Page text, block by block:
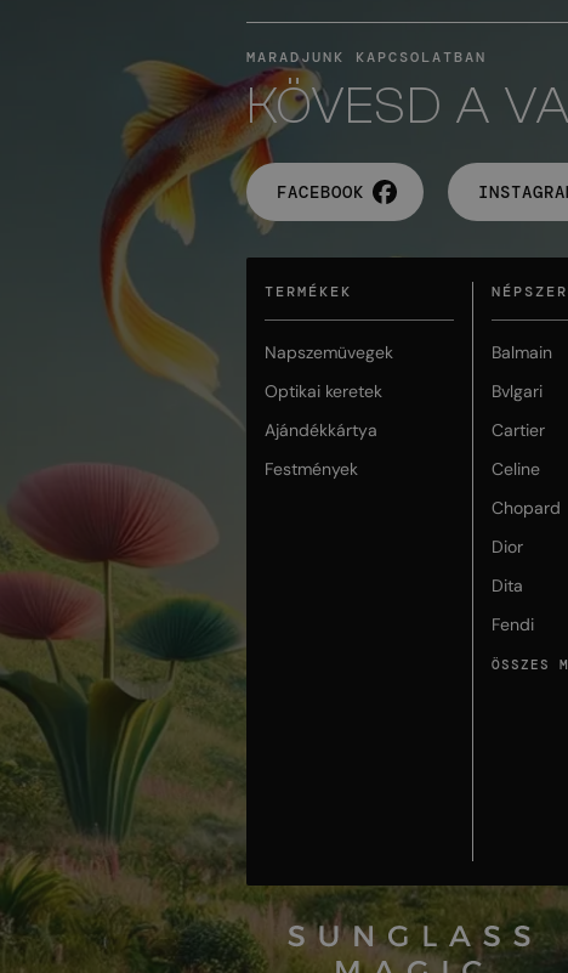
MARADJUNK KAPCSOLATBAN
KÖVESD A
FACEBOOK
TERMÉKEK
Napszemüvegek
Optikai keretek
Ajándékkártya
Festmények
Balmain
Bvlgari
Cartier
Celine
Chopard
Dior
Dita
Fendi
ÖSSZES